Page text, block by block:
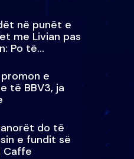
në punët e
me Livian pas
Po të
e
të BBV3, ja
do të
e fundit së
Caffe